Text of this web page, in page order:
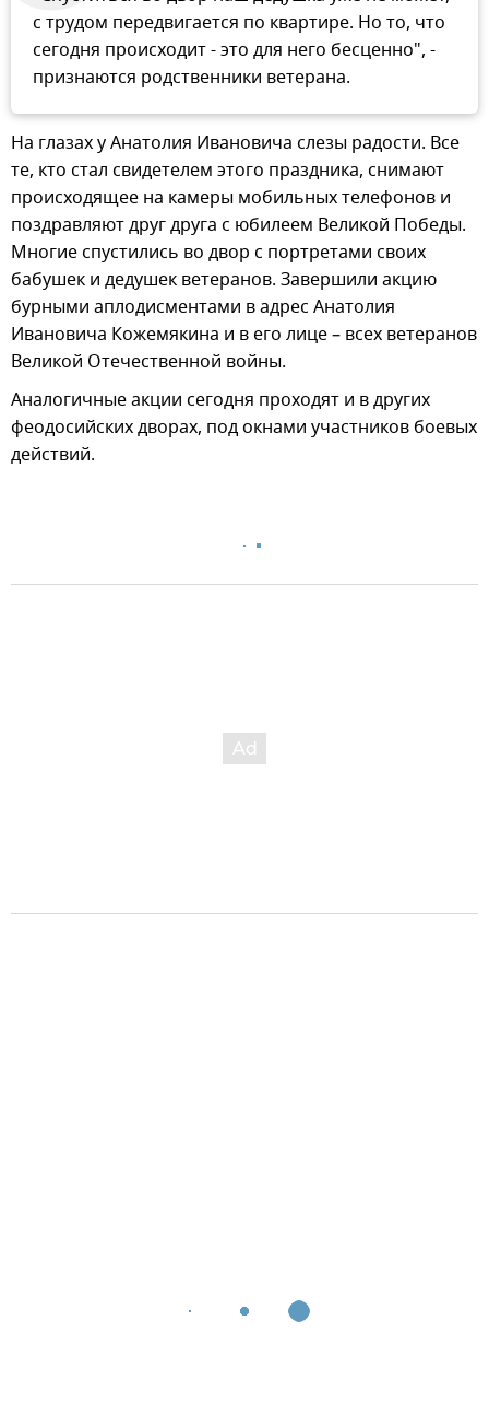
с трудом передвигается по квартире. Но то, что
сегодня происходит - это для него бесценно", -
признаются родственники ветерана.
На глазах у Анатолия Ивановича слезы радости. Все
те, кто стал свидетелем этого праздника, снимают
происходящее на камеры мобильных телефонов и
поздравляют друг друга с юбилеем Великой Победы.
Многие спустились во двор с портретами своих
бабушек и дедушек ветеранов. Завершили акцию
бурными аплодисментами в адрес Анатолия
Ивановича Кожемякина и в его лице – всех ветеранов
Великой Отечественной войны.
Аналогичные акции сегодня проходят и в других
феодосийских дворах, под окнами участников боевых
действий.